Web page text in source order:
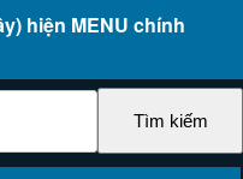
hiện MENU chính